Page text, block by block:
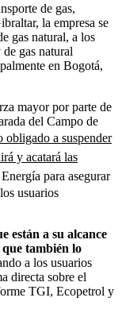
de gas,
la empresa se
gas natural, a los
gas natural
en Bogotá,
mayor por parte de
del Campo de
obligado a suspender
y acatará las
para asegurar
usuarios
están a su alcance
también lo
a los usuarios
directa sobre el
TGI, Ecopetrol y